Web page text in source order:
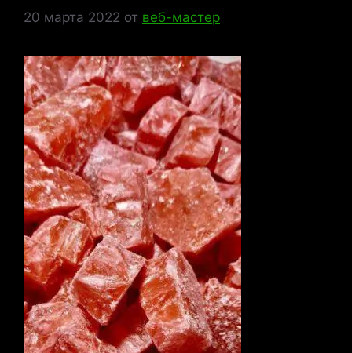
20 марта 2022 от веб-мастер